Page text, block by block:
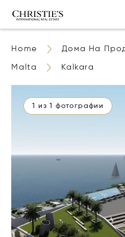
Home Дома На
Malta Kalkara
1 из 1 фотографии